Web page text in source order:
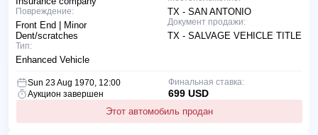
TX - SAN ANTONIO
Документ продажи:
TX - SALVAGE VEHICLE TITLE
Повреждение:
Front End | Minor
Dent/scratches
Тип:
Enhanced Vehicle
Sun 23 Aug 1970, 12:00
Аукцион завершен
Этот автомобиль продан
Финальная ставка:
699 USD